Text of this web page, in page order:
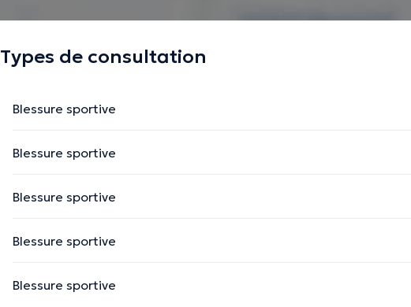
Types de consultation
Blessure sportive
Blessure sportive
Blessure sportive
Blessure sportive
Blessure sportive